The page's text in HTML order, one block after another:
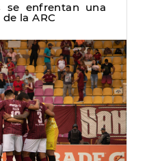
se enfrentan una
la ARC